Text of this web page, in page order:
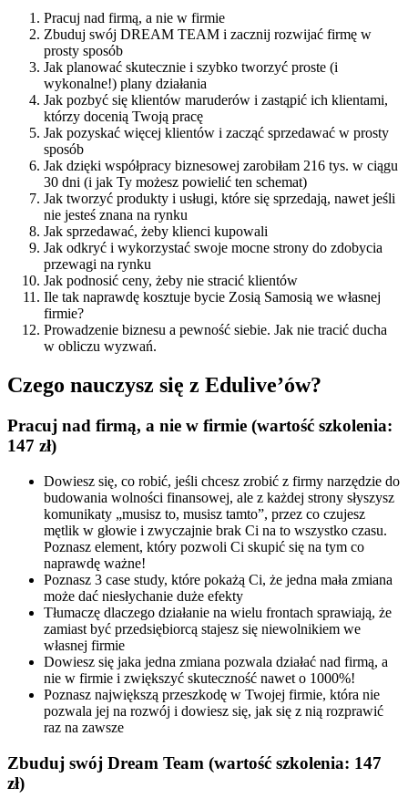
Pracuj nad firmą, a nie w firmie
Zbuduj swój DREAM TEAM i zacznij rozwijać firmę w
prosty sposób
Jak planować skutecznie i szybko tworzyć proste (i
wykonalne!) plany działania
Jak pozbyć się klientów maruderów i zastąpić ich klientami,
którzy docenią Twoją pracę
Jak pozyskać więcej klientów i zacząć sprzedawać w prosty
sposób
Jak dzięki współpracy biznesowej zarobiłam 216 tys. w ciągu
30 dni (i jak Ty możesz powielić ten schemat)
Jak tworzyć produkty i usługi, które się sprzedają, nawet jeśli
nie jesteś znana na rynku
Jak sprzedawać, żeby klienci kupowali
Jak odkryć i wykorzystać swoje mocne strony do zdobycia
przewagi na rynku
Jak podnosić ceny, żeby nie stracić klientów
Ile tak naprawdę kosztuje bycie Zosią Samosią we własnej
firmie?
Prowadzenie biznesu a pewność siebie. Jak nie tracić ducha
w obliczu wyzwań.
Czego nauczysz się z Edulive’ów?
Pracuj nad firmą, a nie w firmie (wartość szkolenia:
147 zł)
Dowiesz się, co robić, jeśli chcesz zrobić z firmy narzędzie do
budowania wolności finansowej, ale z każdej strony słyszysz
komunikaty „musisz to, musisz tamto”, przez co czujesz
mętlik w głowie i zwyczajnie brak Ci na to wszystko czasu.
Poznasz element, który pozwoli Ci skupić się na tym co
naprawdę ważne!
Poznasz 3 case study, które pokażą Ci, że jedna mała zmiana
może dać niesłychanie duże efekty
Tłumaczę dlaczego działanie na wielu frontach sprawiają, że
zamiast być przedsiębiorcą stajesz się niewolnikiem we
własnej firmie
Dowiesz się jaka jedna zmiana pozwala działać nad firmą, a
nie w firmie i zwiększyć skuteczność nawet o 1000%!
Poznasz największą przeszkodę w Twojej firmie, która nie
pozwala jej na rozwój i dowiesz się, jak się z nią rozprawić
raz na zawsze
Zbuduj swój Dream Team (wartość szkolenia: 147
zł)